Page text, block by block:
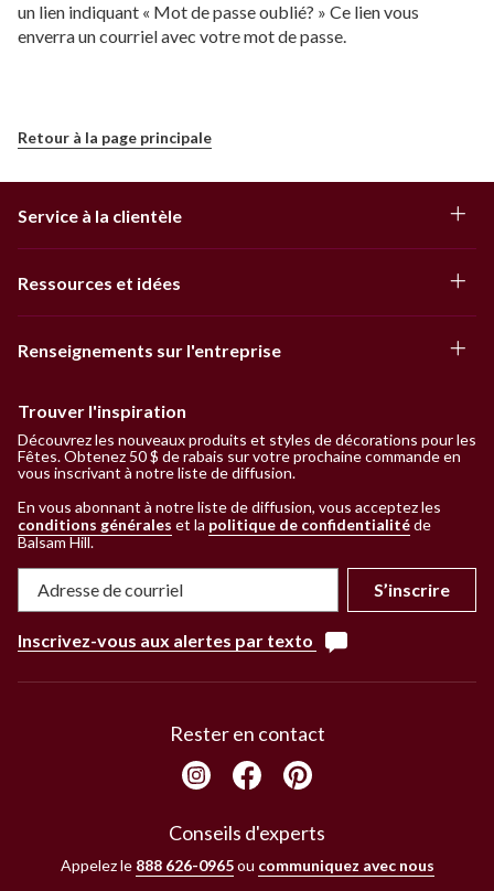
un lien indiquant « Mot de passe oublié? » Ce lien vous
enverra un courriel avec votre mot de passe.
Retour à la page principale
Service à la clientèle
Ressources et idées
Renseignements sur l'entreprise
Trouver l'inspiration
Découvrez les nouveaux produits et styles de décorations pour les
Fêtes. Obtenez 50 $ de rabais sur votre prochaine commande en
vous inscrivant à notre liste de diffusion.
En vous abonnant à notre liste de diffusion, vous acceptez les
conditions générales et la politique de confidentialitéde
Balsam Hill.
S’inscrire
Inscrivez-vous aux alertes par texto
Rester en contact
Conseils d'experts
Appelez le 888 626-0965ou communiquez avec nous